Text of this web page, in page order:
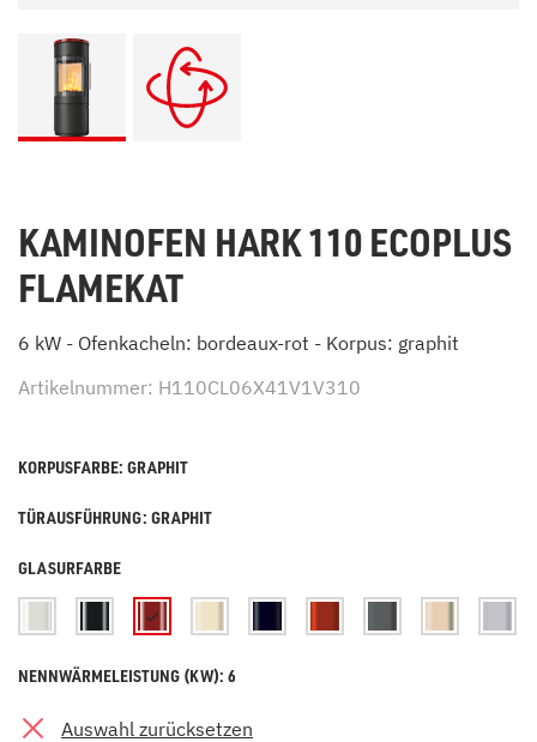
KAMINOFEN HARK 110 ECOPLUS
FLAMEKAT
6 kW - Ofenkacheln: bordeaux-rot - Korpus: graphit
Artikelnummer: H110CL06X41V1V310
KORPUSFARBE: GRAPHIT
TÜRAUSFÜHRUNG: GRAPHIT
GLASURFARBE
NENNWÄRMELEISTUNG (KW): 6
Auswahl zurücksetzen